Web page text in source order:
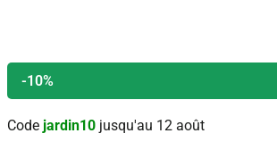
-10%
Code jardin10 jusqu'au 12 août